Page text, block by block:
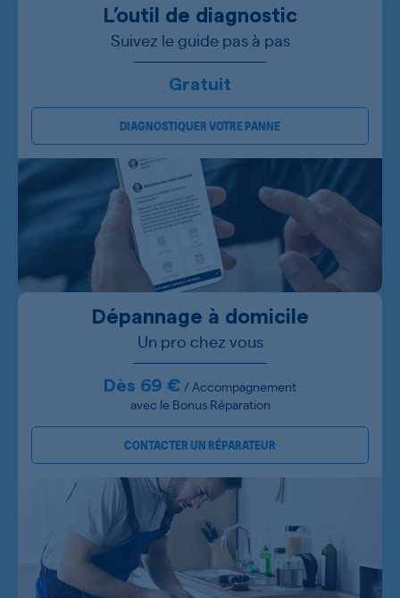
L’outil de diagnostic
Suivez le guide pas à pas
Gratuit
DIAGNOSTIQUER VOTRE PANNE
Dépannage à domicile
Un pro chez vous
Dès 69 € / Accompagnement
avec le Bonus Réparation
CONTACTER UN RÉPARATEUR